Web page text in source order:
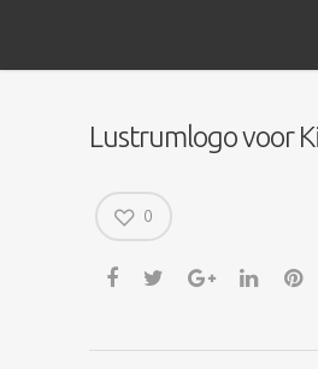
Lustrumlogo voor
0